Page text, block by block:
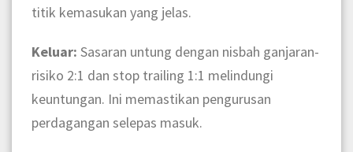
titik kemasukan yang jelas.
Keluar: Sasaran untung dengan nisbah ganjaran-
risiko 2:1 dan stop trailing 1:1 melindungi
keuntungan. Ini memastikan pengurusan
perdagangan selepas masuk.